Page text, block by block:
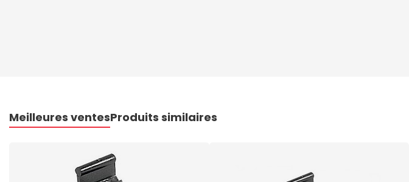
Meilleures ventesProduits similaires